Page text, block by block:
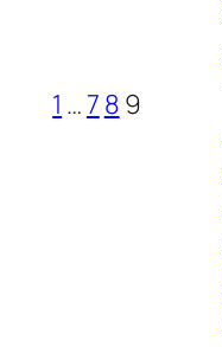
1 …7 8 9